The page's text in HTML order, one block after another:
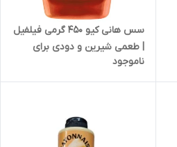
سس هانی کیو 450 گرمی فیلفیل
| طعمی شیرین و دودی برای
غذاهای لذیذ | کد 1856
ناموجود